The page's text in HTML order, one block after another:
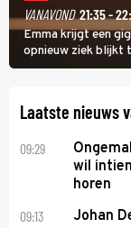
VANAVOND 21:35 -
Emma krijgt een
opnieuw ziek blijkt
Ik Dans laat ze
Laatste nieuws
09:29
wil
horen
09:13
Johan